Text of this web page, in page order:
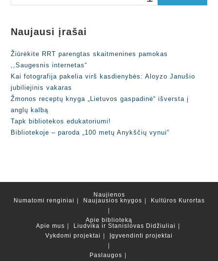
Naujausi įrašai
Žiūrėkite RRT parengtas skaitmenines pamokas
,,Saugesnis internetas“
Kai fotografija pakelia virš kasdienybės: Aloyzo Janušio
jubiliejinis vakaras
Žmonos receptų knyga „Lietuvos gaspadinė“ išversta į
anglų kalbą
Tapk bibliotekos edukatoriumi!
Bibliotekoje – paroda „100 metų Anykščių vynui“
Naujienos
Numatomi renginiai
Naujausios knygos Kultūros Kurortas
Apie biblioteką
Apie mus
Liudvika ir Stanislovas Didžiuliai
Vykdomi projektai
Įgyvendinti projektai
Paslaugos